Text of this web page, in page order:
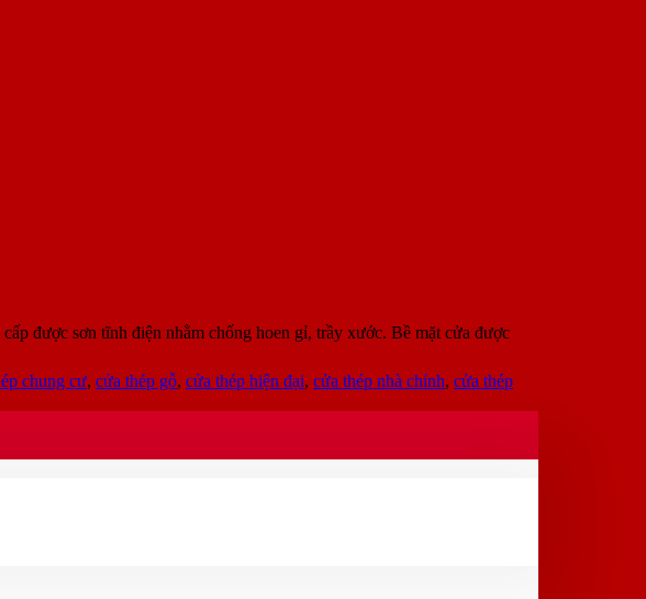
được sơn tĩnh điện nhằm chống hoen gỉ, trầy xước. Bề mặt cửa được
chung cư, cửa thép gỗ, cửa thép hiện đại, cửa thép nhà chính, cửa thép